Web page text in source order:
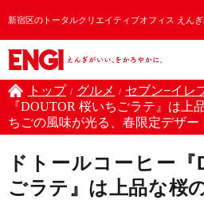
新宿区のトータルクリエイティブオフィス えん
トップ / グルメ / セブン−イレ
『DOUTOR 桜いちごラテ』は上
ちごの風味が光る、春限定デザー
ドトールコーヒー『
ごラテ』は上品な桜